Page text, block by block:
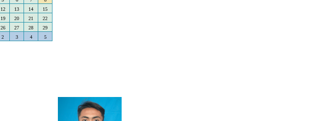
12 13 14
15
19 20 21
22
26 27 28
29
2 3 4 5